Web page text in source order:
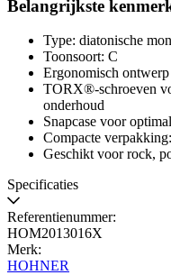
Belangrijkste
Type: diatonische
Toonsoort: C
Ergonomisch
TORX®-schroeven
onderhoud
Snapcase voor
Compacte
Geschikt voor rock,
Specificaties
Referentienummer:
HOM2013016X
Merk:
HOHNER